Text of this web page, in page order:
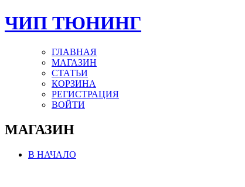
ЧИП ТЮНИНГ
ГЛАВНАЯ
МАГАЗИН
СТАТЬИ
КОРЗИНА
РЕГИСТРАЦИЯ
ВОЙТИ
МАГАЗИН
В НАЧАЛО